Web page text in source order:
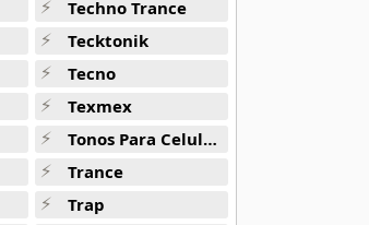
Techno Trance
Tecktonik
Tecno
Texmex
Tonos Para Celulares
Trance
Trap